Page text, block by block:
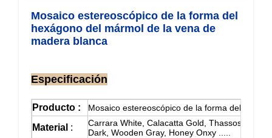
Mosaico estereoscópico de la forma del
hexágono del mármol de la vena de
madera blanca
Especificación
Producto : Mosaico estereoscópico de la forma del
Material :
Carrara White, Calacatta Gold, Thassos
Dark, Wooden Gray, Honey Onxy .....